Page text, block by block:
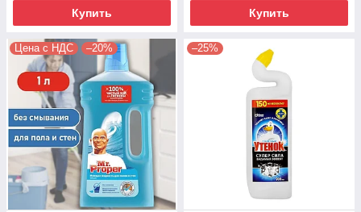
Купить Купить
Цена с НДС –20% –25%